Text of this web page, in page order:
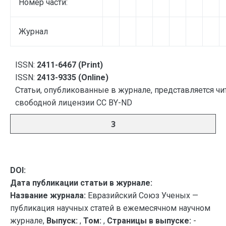
Номер части:
Журнал
ISSN: 2411-6467 (Print)
ISSN: 2413-9335 (Online)
Статьи, опубликованные в журнале, представляется
свободной лицензии CC BY-ND
3
DOI:
Дата публикации статьи в журнале:
Название журнала: Евразийский Союз Ученых —
публикация научных статей в ежемесячном научном
журнале, Выпуск: , Том: , Страницы в выпуске: -